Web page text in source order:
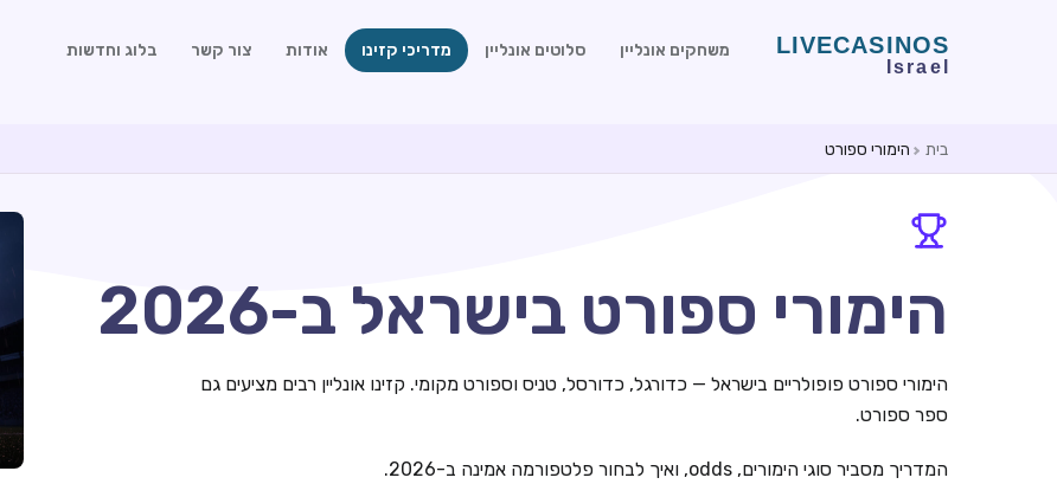
משחקים אונליין סלוטים אונליין מדריכי קזינו אודות צור קשר בלוג וחדשות
בית הימורי ספורט
הימורי ספורט בישראל ב-2026
הימורי ספורט פופולריים בישראל — כדורגל, כדורסל, טניס וספורט מקומי. קזינו אונליין רבים מציעים גם
ספר ספורט.
המדריך מסביר סוגי הימורים, odds, ואיך לבחור פלטפורמה אמינה ב-2026.